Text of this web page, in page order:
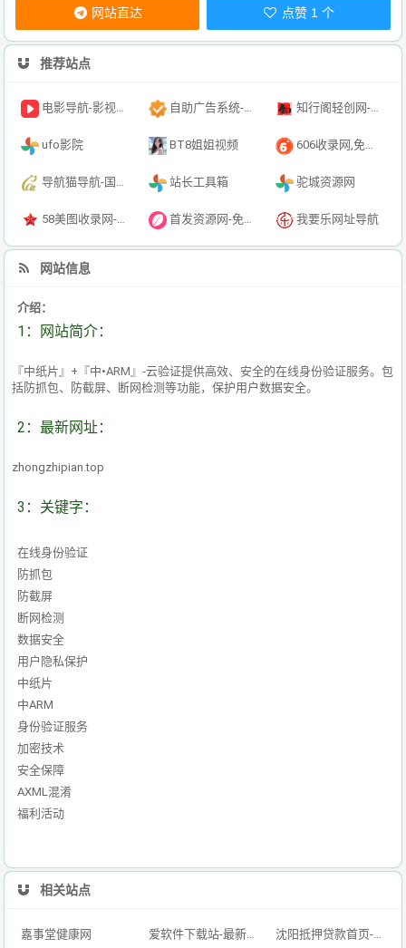
网站直达 点赞 1 个
推荐站点
电影导航-影视导航-电影搜索-影视搜索-电影站收录 自助广告系统-自助广告源码-自助投放广告插件 知行阁轻创网-分享网络赚钱项目-全网首发副业项目实操平台-副业创业项目网
ufo影院 BT8姐姐视频 606收录网,免费自动秒收录网址,提供自动收录,网站导航大全源码,自动链,友情链接交换。
导航猫导航-国内专业的技术资源网分类平台 站长工具箱 驼城资源网
58美图收录网-自动收录网站-流量交换-自动链 首发资源网-免费资源下载-最新php源码下载-热门资源下载 我要乐网址导航
网站信息
介绍：
1：网站简介：
『中纸片』+『中•ARM』-云验证提供高效、安全的在线身份验证服务。包
括防抓包、防截屏、断网检测等功能，保护用户数据安全。
2：最新网址：
zhongzhipian.top
3：关键字：
在线身份验证
防抓包
防截屏
断网检测
数据安全
用户隐私保护
中纸片
中ARM
身份验证服务
加密技术
安全保障
AXML混淆
福利活动
相关站点
嘉事堂健康网 爱软件下载站-最新的手机软件,好玩的手机游戏,免费的绿色电脑软件下载平台 沈阳抵押贷款首页-银行房产抵押贷款及个人房屋二次抵押贷款-「单签不验点不看征信」